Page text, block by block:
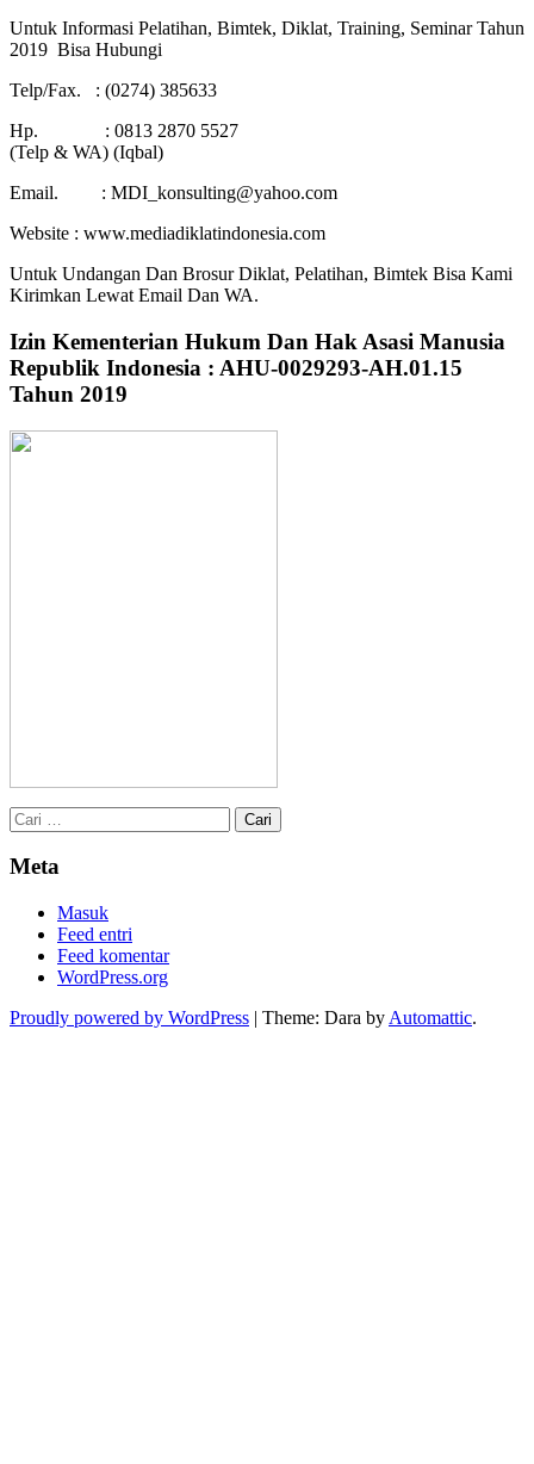
Untuk Informasi Pelatihan, Bimtek, Diklat, Training, Seminar Tahun
2019 Bisa Hubungi
Telp/Fax. : (0274) 385633
Hp. : 0813 2870 5527
(Telp & WA) (Iqbal)
Email. : MDI_konsulting@yahoo.com
Website : www.mediadiklatindonesia.com
Untuk Undangan Dan Brosur Diklat, Pelatihan, Bimtek Bisa Kami
Kirimkan Lewat Email Dan WA.
Izin Kementerian Hukum Dan Hak Asasi Manusia
Republik Indonesia : AHU-0029293-AH.01.15
Tahun 2019
Cari
untuk:
Meta
Masuk
Feed entri
Feed komentar
WordPress.org
Proudly powered by WordPress | Theme: Dara by Automattic.